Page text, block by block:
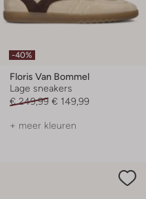
-40%
Floris Van Bommel
Lage sneakers
€ 249,99 € 149,99
+ meer kleuren